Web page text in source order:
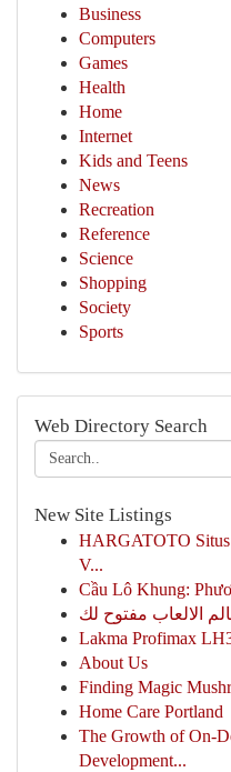
Business
Computers
Games
Health
Home
Internet
Kids and Teens
News
Recreation
Reference
Science
Shopping
Society
Sports
Web Directory Search
New Site Listings
HARGATOTO Situs
V...
Cầu Lô Khung:
الالعاب مفتوح لك
Lakma Profimax
About Us
Finding Magic
Home Care Portland
The Growth of On-
Development...